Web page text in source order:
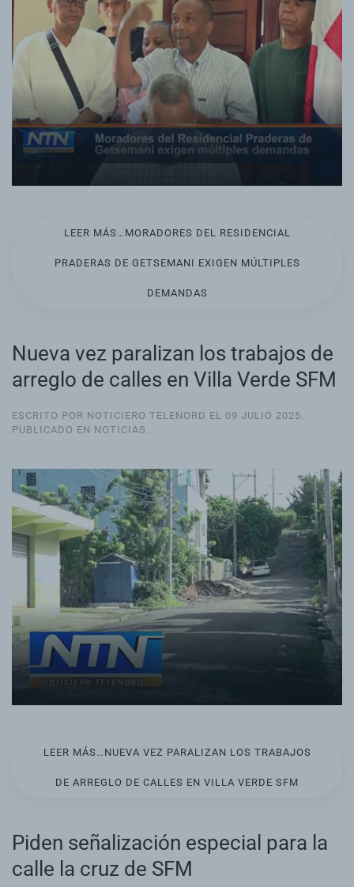
LEER MÁS…MORADORES DEL RESIDENCIAL
PRADERAS DE GETSEMANI EXIGEN MÚLTIPLES
DEMANDAS
Nueva vez paralizan los trabajos de
arreglo de calles en Villa Verde SFM
ESCRITO POR NOTICIERO TELENORD EL 09 JULIO 2025.
PUBLICADO EN NOTICIAS .
LEER MÁS…NUEVA VEZ PARALIZAN LOS TRABAJOS
DE ARREGLO DE CALLES EN VILLA VERDE SFM
Piden señalización especial para la
calle la cruz de SFM